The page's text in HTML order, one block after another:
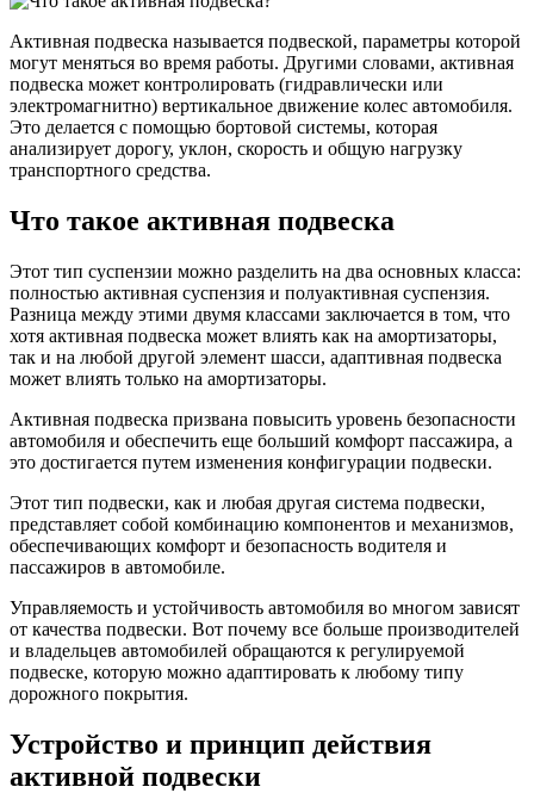
Активная подвеска называется подвеской, параметры которой
могут меняться во время работы. Другими словами, активная
подвеска может контролировать (гидравлически или
электромагнитно) вертикальное движение колес автомобиля.
Это делается с помощью бортовой системы, которая
анализирует дорогу, уклон, скорость и общую нагрузку
транспортного средства.
Что такое активная подвеска
Этот тип суспензии можно разделить на два основных класса:
полностью активная суспензия и полуактивная суспензия.
Разница между этими двумя классами заключается в том, что
хотя активная подвеска может влиять как на амортизаторы,
так и на любой другой элемент шасси, адаптивная подвеска
может влиять только на амортизаторы.
Активная подвеска призвана повысить уровень безопасности
автомобиля и обеспечить еще больший комфорт пассажира, а
это достигается путем изменения конфигурации подвески.
Этот тип подвески, как и любая другая система подвески,
представляет собой комбинацию компонентов и механизмов,
обеспечивающих комфорт и безопасность водителя и
пассажиров в автомобиле.
Управляемость и устойчивость автомобиля во многом зависят
от качества подвески. Вот почему все больше производителей
и владельцев автомобилей обращаются к регулируемой
подвеске, которую можно адаптировать к любому типу
дорожного покрытия.
Устройство и принцип действия
активной подвески